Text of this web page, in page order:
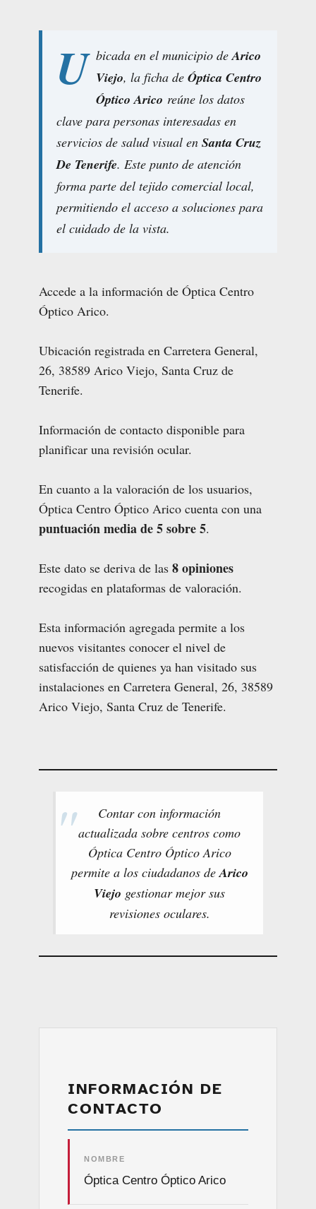
U bicada en el municipio deArico
Viejo, la ficha de Óptica Centro
Óptico Arico reúne los datos
clave para personas interesadas en
servicios de salud visual en Santa Cruz
De Tenerife. Este punto de atención
forma parte del tejido comercial local,
permitiendo el acceso a soluciones para
el cuidado de la vista.
Accede a la información de Óptica Centro
Óptico Arico.
Ubicación registrada en Carretera General,
26, 38589 Arico Viejo, Santa Cruz de
Tenerife.
Información de contacto disponible para
planificar una revisión ocular.
En cuanto a la valoración de los usuarios,
Óptica Centro Óptico Arico cuenta con una
puntuación media de 5 sobre 5.
Este dato se deriva de las 8 opiniones
recogidas en plataformas de valoración.
Esta información agregada permite a los
nuevos visitantes conocer el nivel de
satisfacción de quienes ya han visitado sus
instalaciones en Carretera General, 26, 38589
Arico Viejo, Santa Cruz de Tenerife.
Contar con información
actualizada sobre centros como
Óptica Centro Óptico Arico
permite a los ciudadanos deArico
Viejo gestionar mejor sus
revisiones oculares.
INFORMACIÓN DE
CONTACTO
NOMBRE
Óptica Centro Óptico Arico